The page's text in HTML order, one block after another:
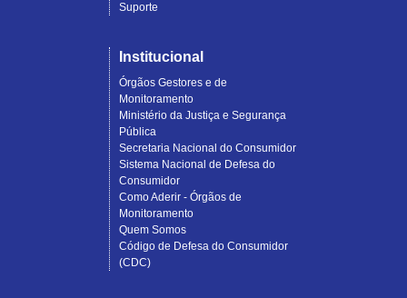
Suporte
Institucional
Órgãos Gestores e de
Monitoramento
Ministério da Justiça e Segurança
Pública
Secretaria Nacional do Consumidor
Sistema Nacional de Defesa do
Consumidor
Como Aderir - Órgãos de
Monitoramento
Quem Somos
Código de Defesa do Consumidor
(CDC)